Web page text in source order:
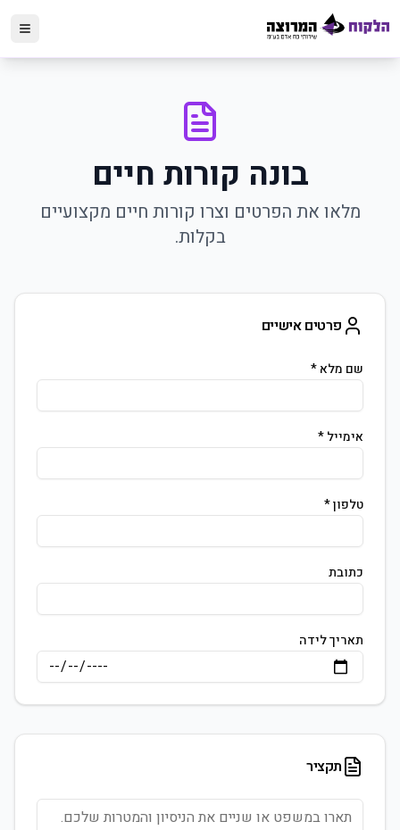
בונה קורות חיים
מלאו את הפרטים וצרו קורות חיים מקצועיים
בקלות.
פרטים אישיים
שם מלא *
אימייל *
טלפון *
כתובת
תאריך לידה
תקציר